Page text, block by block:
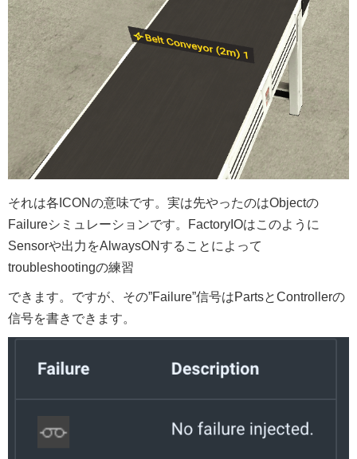
それは各ICONの意味です。実は先やったのはObjectの
Failureシミュレーションです。FactoryIOはこのように
Sensorや出力をAlwaysONすることによって
troubleshootingの練習
できます。ですが、その”Failure”信号はPartsとControllerの
信号を書きできます。